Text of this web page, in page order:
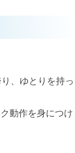
、ゆとりを持っ
動作を身につけ